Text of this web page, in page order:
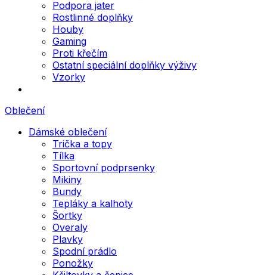
Podpora jater
Rostlinné doplňky
Houby
Gaming
Proti křečím
Ostatní speciální doplňky výživy
Vzorky
Oblečení
Dámské oblečení
Trička a topy
Tílka
Sportovní podprsenky
Mikiny
Bundy
Tepláky a kalhoty
Šortky
Overaly
Plavky
Spodní prádlo
Ponožky